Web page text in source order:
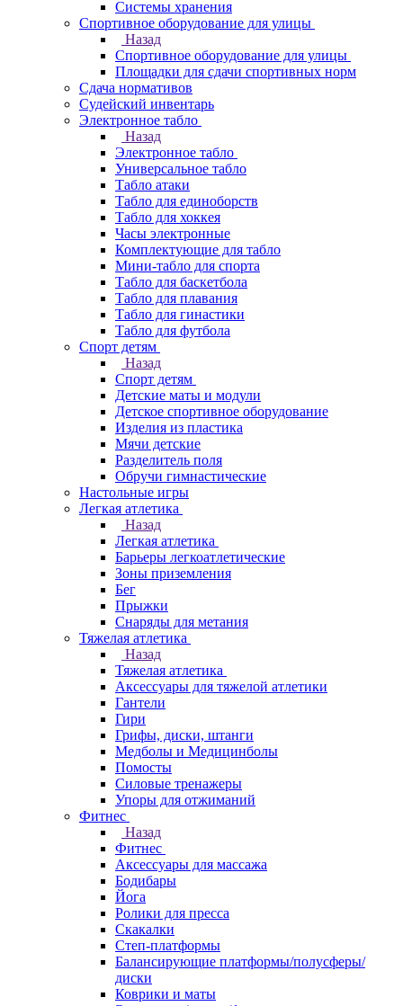
Системы хранения
Спортивное оборудование для улицы
Назад
Спортивное оборудование для улицы
Площадки для сдачи спортивных норм
Сдача нормативов
Судейский инвентарь
Электронное табло
Назад
Электронное табло
Универсальное табло
Табло атаки
Табло для единоборств
Табло для хоккея
Часы электронные
Комплектующие для табло
Мини-табло для спорта
Табло для баскетбола
Табло для плавания
Табло для гинастики
Табло для футбола
Спорт детям
Назад
Спорт детям
Детские маты и модули
Детское спортивное оборудование
Изделия из пластика
Мячи детские
Разделитель поля
Обручи гимнастические
Настольные игры
Легкая атлетика
Назад
Легкая атлетика
Барьеры легкоатлетические
Зоны приземления
Бег
Прыжки
Снаряды для метания
Тяжелая атлетика
Назад
Тяжелая атлетика
Аксессуары для тяжелой атлетики
Гантели
Гири
Грифы, диски, штанги
Медболы и Медицинболы
Помосты
Силовые тренажеры
Упоры для отжиманий
Фитнес
Назад
Фитнес
Аксессуары для массажа
Бодибары
Йога
Ролики для пресса
Скакалки
Степ-платформы
Балансирующие платформы/полусферы/
диски
Коврики и маты